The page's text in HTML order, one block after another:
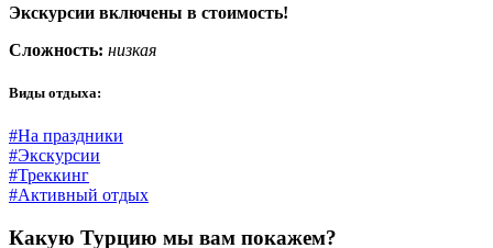
Экскурсии включены в стоимость!
Сложность: низкая
Виды отдыха:
#На праздники
#Экскурсии
#Треккинг
#Активный отдых
Какую Турцию мы вам покажем?